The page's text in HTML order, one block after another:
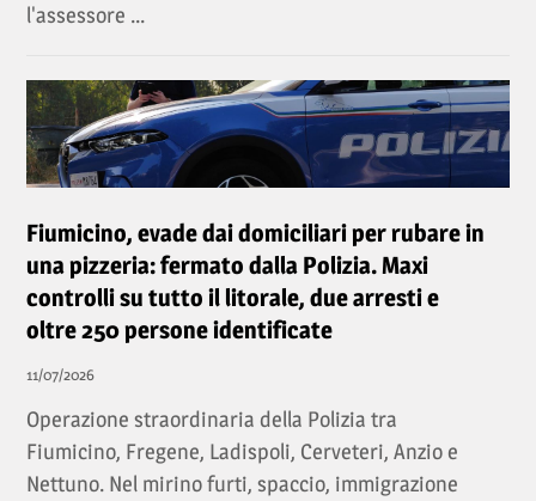
l'assessore ...
Fiumicino, evade dai domiciliari per rubare in
una pizzeria: fermato dalla Polizia. Maxi
controlli su tutto il litorale, due arresti e
oltre 250 persone identificate
11/07/2026
Operazione straordinaria della Polizia tra
Fiumicino, Fregene, Ladispoli, Cerveteri, Anzio e
Nettuno. Nel mirino furti, spaccio, immigrazione